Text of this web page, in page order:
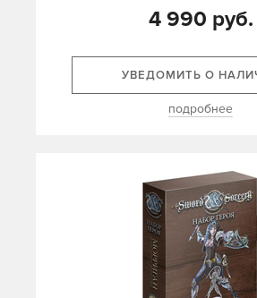
4 990 руб.
УВЕДОМИТЬ О
подробнее